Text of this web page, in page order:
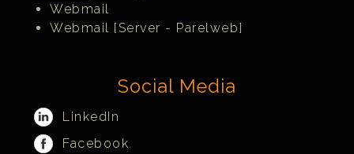
Webmail
Webmail [Server - Parelweb]
Social Media
LinkedIn
Facebook